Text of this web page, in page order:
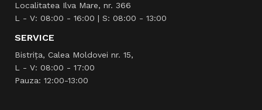
Localitatea Ilva Mare, nr. 366
L - V: 08:00 - 16:00 | S: 08:00 - 13:00
SERVICE
Bistrița, Calea Moldovei nr. 15,
L - V: 08:00 - 17:00
Pauza: 12:00-13:00